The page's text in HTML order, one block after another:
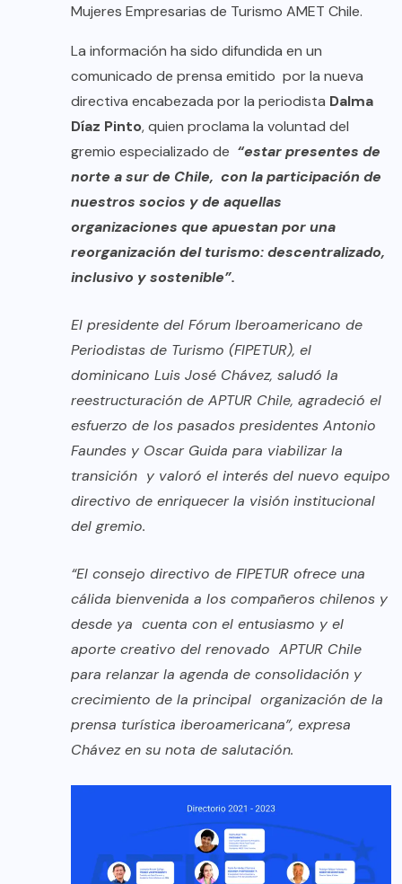
Mujeres Empresarias de Turismo AMET Chile.
La información ha sido difundida en un
comunicado de prensa emitido por la nueva
directiva encabezada por la periodista Dalma
Díaz Pinto, quien proclama la voluntad del
gremio especializado de “estar presentes de
norte a sur de Chile, con la participación de
nuestros socios y de aquellas
organizaciones que apuestan por una
reorganización del turismo: descentralizado,
inclusivo y sostenible”.
El presidente del Fórum Iberoamericano de
Periodistas de Turismo (FIPETUR), el
dominicano Luis José Chávez, saludó la
reestructuración de APTUR Chile, agradeció el
esfuerzo de los pasados presidentes Antonio
Faundes y Oscar Guida para viabilizar la
transición y valoró el interés del nuevo equipo
directivo de enriquecer la visión institucional
del gremio.
“El consejo directivo de FIPETUR ofrece una
cálida bienvenida a los compañeros chilenos y
desde ya cuenta con el entusiasmo y el
aporte creativo del renovado APTUR Chile
para relanzar la agenda de consolidación y
crecimiento de la principal organización de la
prensa turística iberoamericana”, expresa
Chávez en su nota de salutación.